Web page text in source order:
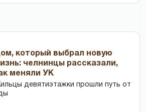
который выбрал новую
челнинцы рассказали,
меняли УК
девятиэтажки прошли путь от